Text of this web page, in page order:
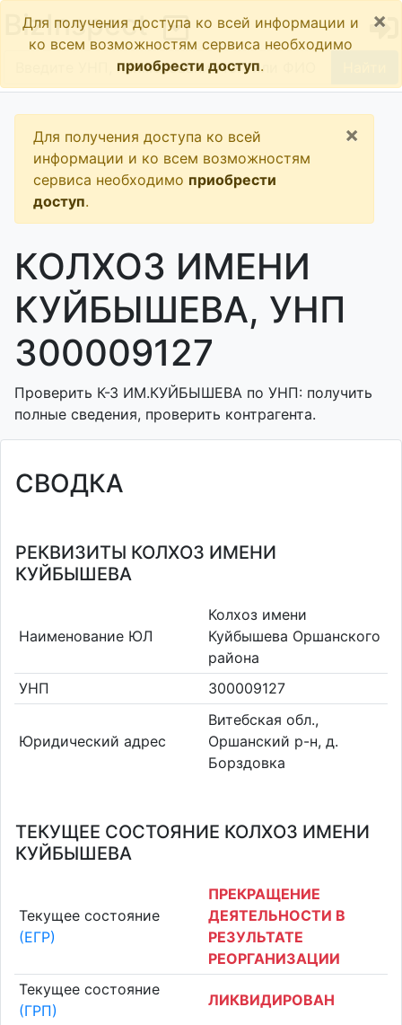
BizInspect
Для получения доступа ко всей информации и
ко всем возможностям сервиса необходимо
приобрести доступ.
×
Для получения доступа ко всей
информации и ко всем возможностям
сервиса необходимо приобрести
доступ.
×
КОЛХОЗ ИМЕНИ
КУЙБЫШЕВА, УНП
300009127
Проверить К-З ИМ.КУЙБЫШЕВА по УНП: получить
полные сведения, проверить контрагента.
СВОДКА
РЕКВИЗИТЫ КОЛХОЗ ИМЕНИ
КУЙБЫШЕВА
Наименование ЮЛ
Колхоз имени
Куйбышева Оршанского
района
УНП
300009127
Юридический адрес
Витебская обл.,
Оршанский р-н, д.
Борздовка
ТЕКУЩЕЕ СОСТОЯНИЕ КОЛХОЗ ИМЕНИ
КУЙБЫШЕВА
Текущее состояние
(ЕГР)
ПРЕКРАЩЕНИЕ
ДЕЯТЕЛЬНОСТИ В
РЕЗУЛЬТАТЕ
РЕОРГАНИЗАЦИИ
Текущее состояние
(ГРП)
ЛИКВИДИРОВАН